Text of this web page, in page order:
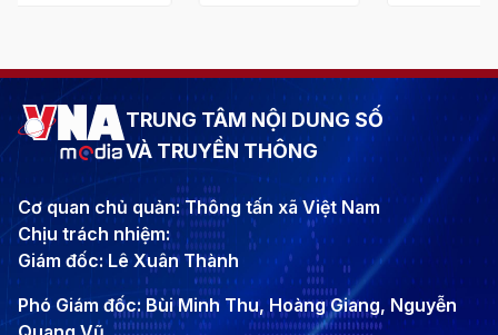
TRUNG TÂM NỘI DUNG SỐ
VÀ TRUYỀN THÔNG
Cơ quan chủ quản: Thông tấn xã Việt Nam
Chịu trách nhiệm:
Giám đốc: Lê Xuân Thành
Phó Giám đốc: Bùi Minh Thu, Hoàng Giang, Nguyễn